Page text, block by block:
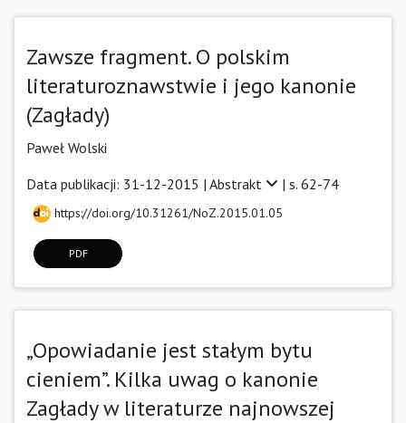
Zawsze fragment. O polskim
literaturoznawstwie i jego kanonie
(Zagłady)
Paweł Wolski
Data publikacji: 31-12-2015 | Abstrakt | s. 62-74
https://doi.org/10.31261/NoZ.2015.01.05
PDF
„Opowiadanie jest stałym bytu
cieniem”. Kilka uwag o kanonie
Zagłady w literaturze najnowszej